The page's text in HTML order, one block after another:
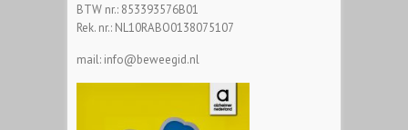
BTW nr.: 853393576B01
Rek. nr.: NL10RABO0138075107
mail: info@beweegid.nl